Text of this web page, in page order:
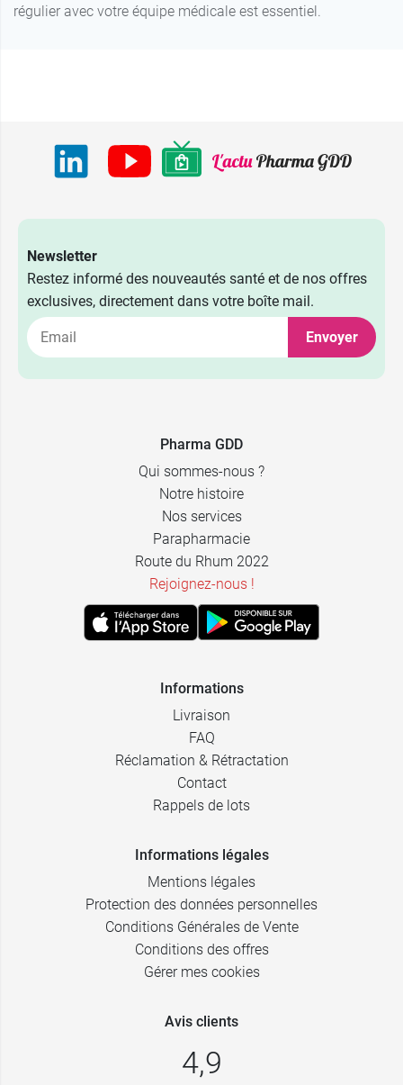
régulier avec votre équipe médicale est essentiel.
Newsletter
Restez informé des nouveautés santé et de nos offres
exclusives, directement dans votre boîte mail.
Envoyer
Pharma GDD
Qui sommes-nous ?
Notre histoire
Nos services
Parapharmacie
Route du Rhum 2022
Rejoignez-nous !
Informations
Livraison
FAQ
Réclamation & Rétractation
Contact
Rappels de lots
Informations légales
Mentions légales
Protection des données personnelles
Conditions Générales de Vente
Conditions des offres
Gérer mes cookies
Avis clients
4,9